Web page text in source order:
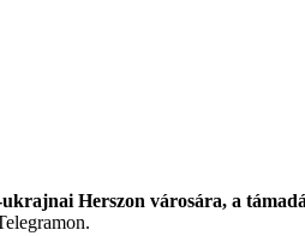
Herszon városára, a